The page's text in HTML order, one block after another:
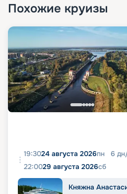
Похожие круизы
19:3024 августа 2026пн 6 дн
22:0029 августа 2026сб
Княжна